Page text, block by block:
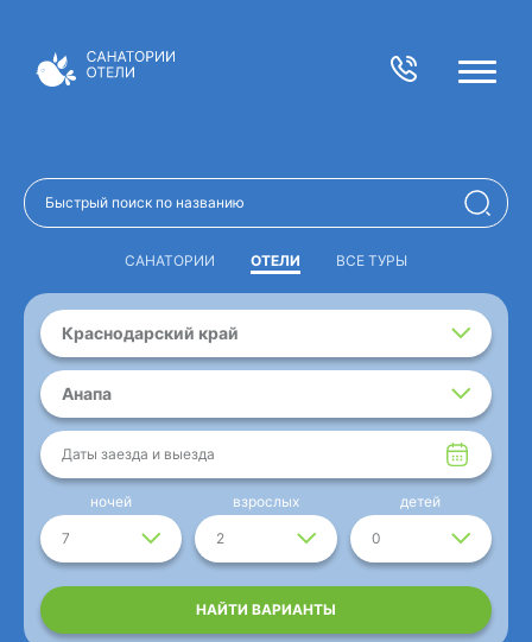
САНАТОРИИ ОТЕЛИ ВСЕ ТУРЫ
Краснодарский край
Анапа
Даты заезда и выезда
7
ночей
2
взрослых
0
детей
НАЙТИ ВАРИАНТЫ